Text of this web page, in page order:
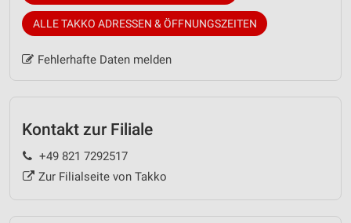
ALLE TAKKO ADRESSEN & ÖFFNUNGSZEITEN
Fehlerhafte Daten melden
Kontakt zur Filiale
+49 821 7292517
Zur Filialseite von Takko